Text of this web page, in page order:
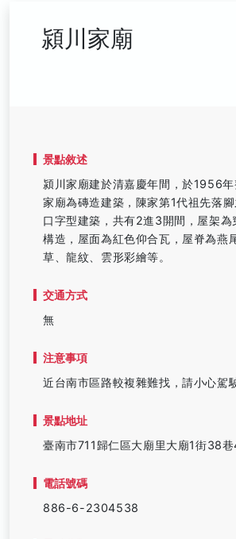
潁川家廟
景點敘述
潁川家廟建於清嘉慶年間，於1956年
家廟為磚造建築，陳家第1代祖先落
口字型建築，共有2進3開間，屋架為
構造，屋面為紅色仰合瓦，屋脊為燕
草、龍紋、雲形彩繪等。
交通方式
無
注意事項
近台南市區路較複雜難找，請小心駕
景點地址
臺南市711歸仁區大廟里大廟1街38
電話號碼
886-6-2304538